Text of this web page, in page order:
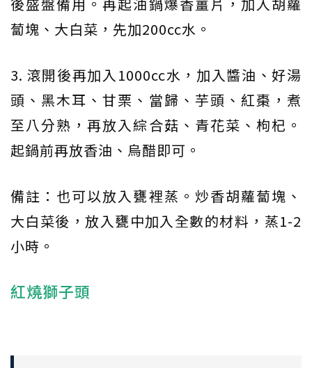
蔔塊、大白菜，先加200cc水。
3. 滾開後再加入1000cc水，加入醬油、好湯
頭、黑木耳、甘栗、當歸、芋頭、紅棗，煮
至八分熟，再放入綜合菇、青花菜、枸杞。
起鍋前再放香油、烏醋即可。
備註：也可以放入甕裡蒸。炒香胡蘿蔔塊、
大白菜後，放入甕中加入全數的材料，蒸1-2
小時。
紅燒獅子頭